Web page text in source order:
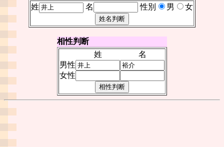
姓
名 性別 男 女
相性判断
姓
名
男性
女性